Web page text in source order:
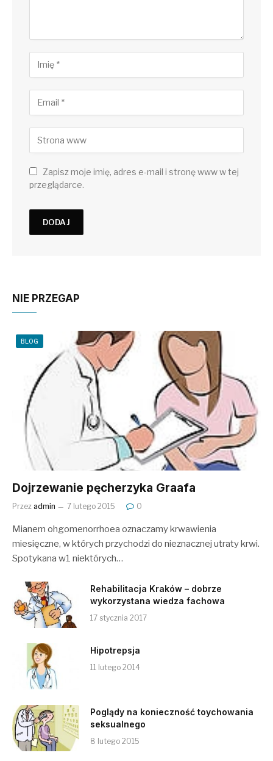
Zapisz moje imię, adres e-mail i stronę www w tej
przeglądarce.
NIE PRZEGAP
BLOG
Dojrzewanie pęcherzyka Graafa
Przez admin 7 lutego 2015 0
Mianem ohgomenorrhoea oznaczamy krwawienia
miesięczne, w których przychodzi do nieznacznej utraty krwi.
Spotykana w1 niektórych…
Rehabilitacja Kraków – dobrze
wykorzystana wiedza fachowa
17 stycznia 2017
Hipotrepsja
11 lutego 2014
Poglądy na konieczność toychowania
seksualnego
8 lutego 2015